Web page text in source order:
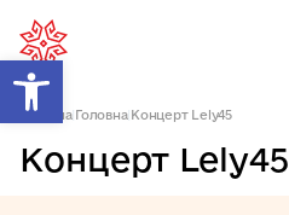
Відкрити Панель інструментів
Головна| Головна| Концерт Lely45
Концерт Lely45